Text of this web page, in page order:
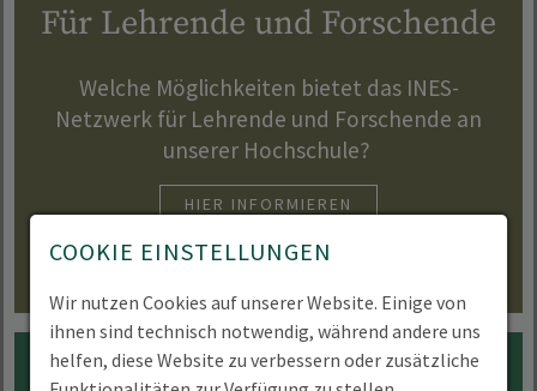
Für Lehrende und Forschende
Welche Möglichkeiten bietet das INES-
Netzwerk für Lehrende und Forschende an
unserer Hochschule?
HIER INFORMIEREN
COOKIE EINSTELLUNGEN
Wir nutzen Cookies auf unserer Website. Einige von
ihnen sind technisch notwendig, während andere uns
helfen, diese Website zu verbessern oder zusätzliche